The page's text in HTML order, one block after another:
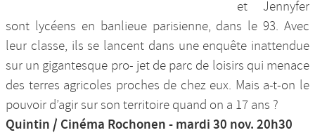
et Jennyfer
sont lycéens en banlieue parisienne, dans le 93. Avec
leur classe, ils se lancent dans une enquête inattendue
sur un gigantesque pro- jet de parc de loisirs qui menace
des terres agricoles proches de chez eux. Mais a-t-on le
pouvoir d’agir sur son territoire quand on a 17 ans ?
Quintin / Cinéma Rochonen - mardi 30 nov. 20h30